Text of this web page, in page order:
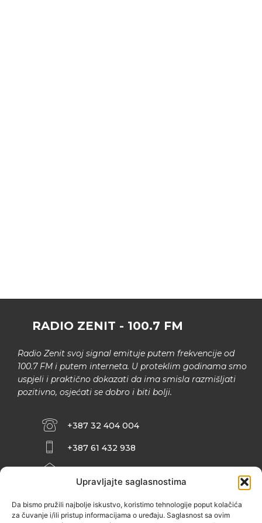
Upravljajte saglasnostima
Da bismo pružili najbolje iskustvo, koristimo tehnologije poput kolačića
za čuvanje i/ili pristup informacijama o uređaju. Saglasnost sa ovim
RADIO ZENIT - 100.7 FM
Radio Zenit svoj signal emituje putem frekvencije od
100.7 FM i putem interneta. U proteklim godinama smo
uspjeli i praktično dokazati da ima smisla razmišljati
pozitivno, osjećati se dobro i biti bolji.
+387 32 404 004
+387 61 432 938
INFO@ZENIT.BA
ZENIČANKA, 3. SPRAT), 72000 ZENICA